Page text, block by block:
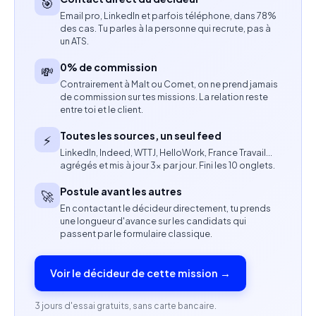
besoins et assurer la qualité des livrables
Participation à la définition des opportunités
l’expérience
Compétences attendues
Design sur des produits SaaS, analytics ou data
complexes
Maîtrise avancée de Figma
Familiarité avec les usages et outils liés à
l’intelligence artificielle (Figma AI, ChatGPT,
Claude, Maze AI ou équivalents)
Capacité à concevoir des interfaces pour des
systèmes complexes
Sensibilité aux enjeux d’éthique de l’IA
Email pro, LinkedIn et parfois téléphone, dans 78%
des cas. Tu parles à la personne qui recrute, pas à
un ATS.
💸 0% de commission
Contrairement à Malt ou Comet, on ne prend jamais
de commission sur tes missions. La relation reste
entre toi et le client.
⚡ Toutes les sources, un seul feed
LinkedIn, Indeed, WTTJ, HelloWork, France Travail…
agrégés et mis à jour 3× par jour. Fini les 10 onglets.
🚀 Postule avant les autres
En contactant le décideur directement, tu prends
une longueur d'avance sur les candidats qui
passent par le formulaire classique.
Voir le décideur de cette mission →
3 jours d'essai gratuits, sans carte bancaire.